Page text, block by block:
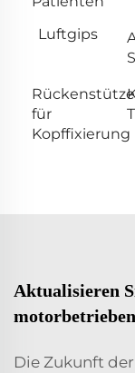
Luftgips
Rückenstütze
für
Kopffixierung
Aktualisieren
Die Zukunft